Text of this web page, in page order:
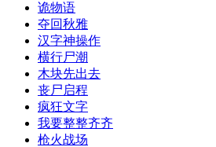
诡物语
夺回秋雅
汉字神操作
横行尸潮
木块先出去
丧尸启程
疯狂文字
我要整整齐齐
枪火战场